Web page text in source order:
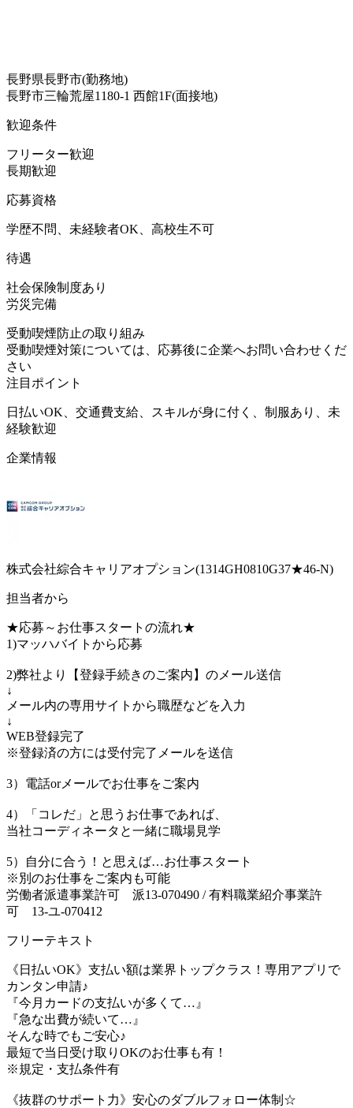
長野県長野市(勤務地)
長野市三輪荒屋1180-1 西館1F(面接地)
歓迎条件
フリーター歓迎
長期歓迎
応募資格
学歴不問、未経験者OK、高校生不可
待遇
社会保険制度あり
労災完備
受動喫煙防止の取り組み
受動喫煙対策については、応募後に企業へお問い合わせくだ
さい
注目ポイント
日払いOK、交通費支給、スキルが身に付く、制服あり、未
経験歓迎
企業情報
株式会社綜合キャリアオプション(1314GH0810G37★46-N)
担当者から
★応募～お仕事スタートの流れ★
1)マッハバイトから応募
2)弊社より【登録手続きのご案内】のメール送信
↓
メール内の専用サイトから職歴などを入力
↓
WEB登録完了
※登録済の方には受付完了メールを送信
3）電話orメールでお仕事をご案内
4）「コレだ」と思うお仕事であれば、
当社コーディネータと一緒に職場見学
5）自分に合う！と思えば…お仕事スタート
※別のお仕事をご案内も可能
労働者派遣事業許可 派13-070490 / 有料職業紹介事業許
可 13-ユ-070412
フリーテキスト
《日払いOK》支払い額は業界トップクラス！専用アプリで
カンタン申請♪
『今月カードの支払いが多くて…』
『急な出費が続いて…』
そんな時でもご安心♪
最短で当日受け取りOKのお仕事も有！
※規定・支払条件有
《抜群のサポート力》安心のダブルフォロー体制☆